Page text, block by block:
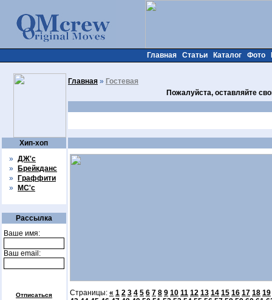
Хип-хоп
» ДЖ'с
»
Брейкданс
»
Граффити
»
МС'с
Рассылка
Ваше имя:
Ваш email:
Отписаться
Главная Статьи Каталог Фото
Главная » Гостевая
Пожалуйста, оставляйте
Страницы: « 1 2 3 4 5 6 7 8 9 10 11 12 13 14 15 16 17 18 19